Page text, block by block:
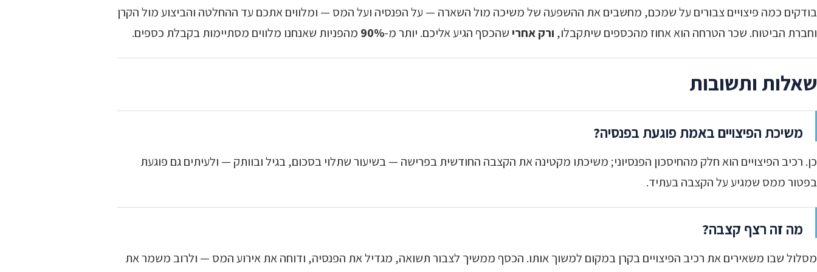
בודקים כמה פיצויים צבורים על שמכם, מחשבים את ההשפעה של משיכה מול השארה — על הפנסיה ועל המס — ומלווים אתכם עד ההחלטה והביצוע מול הקרן
וחברת הביטוח. שכר הטרחה הוא אחוז מהכספים שיתקבלו, ורק אחרישהכסף הגיע אליכם. יותר מ-90% מהפניות שאנחנו מלווים מסתיימות בקבלת כספים.
שאלות ותשובות
משיכת הפיצויים באמת פוגעת בפנסיה?
כן. רכיב הפיצויים הוא חלק מהחיסכון הפנסיוני; משיכתו מקטינה את הקצבה החודשית בפרישה — בשיעור שתלוי בסכום, בגיל ובוותק — ולעיתים גם פוגעת
בפטור ממס שמגיע על הקצבה בעתיד.
מה זה רצף קצבה?
מסלול שבו משאירים את רכיב הפיצויים בקרן במקום למשוך אותו. הכסף ממשיך לצבור תשואה, מגדיל את הפנסיה, ודוחה את אירוע המס — ולרוב משמר את